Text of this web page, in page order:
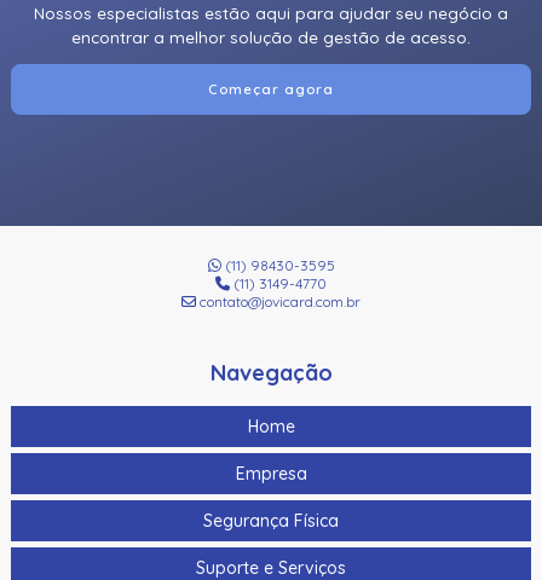
Nossos especialistas estão aqui para ajudar seu negócio a
encontrar a melhor solução de gestão de acesso.
Começar agora
(11) 98430-3595
(11) 3149-4770
contato@jovicard.com.br
Navegação
Home
Empresa
Segurança Física
Suporte e Serviços